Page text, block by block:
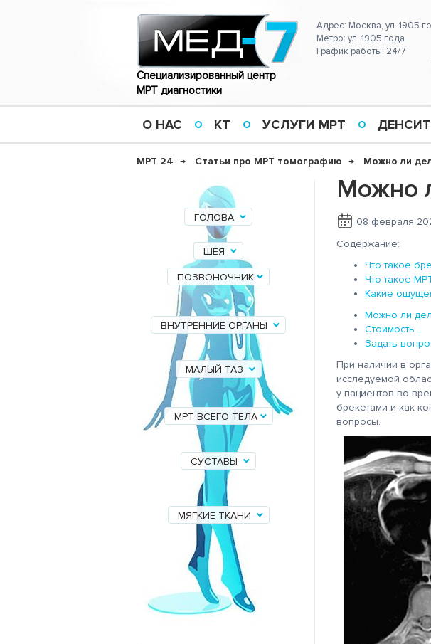
Специализированный центр
МРТ диагностики
Адрес: Москва, ул. 1905
Метро: ул. 1905 года
График работы: 24/7
О НАС КТ УСЛУГИ МРТ
МРТ 24 Статьи про МРТ томографию Можно ли
ГОЛОВА
ШЕЯ
ПОЗВОНОЧНИК
ВНУТРЕННИЕ ОРГАНЫ
МАЛЫЙ ТАЗ
МРТ ВСЕГО ТЕЛА
СУСТАВЫ
МЯГКИЕ ТКАНИ
Можно
08 февраля
Содержание:
Что такое
Что такое
Какие
Можно ли
Стоимость
Задать
При наличии в
исследуемой
у пациентов во
брекетами и как
вопросы.